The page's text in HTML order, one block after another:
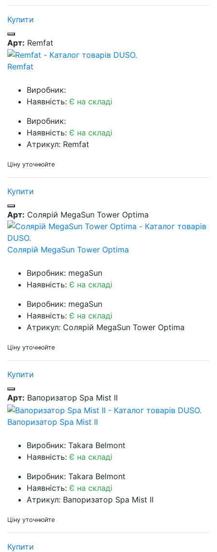
Купити
Арт: Remfat
Remfat
Виробник:
Наявність: Є на складі
Виробник:
Наявність: Є на складі
Атрикул: Remfat
Ціну уточнюйте
Купити
Арт: Солярій MegaSun Tower Optima
Солярій MegaSun Tower Optima
Виробник: megaSun
Наявність: Є на складі
Виробник: megaSun
Наявність: Є на складі
Атрикул: Солярій MegaSun Tower Optima
Ціну уточнюйте
Купити
Арт: Вапоризатор Spa Mist II
Вапоризатор Spa Mist II
Виробник: Takara Belmont
Наявність: Є на складі
Виробник: Takara Belmont
Наявність: Є на складі
Атрикул: Вапоризатор Spa Mist II
Ціну уточнюйте
Купити